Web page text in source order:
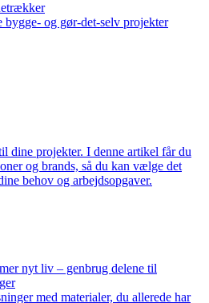
og gør-det-selv projekter
dine projekter. I denne artikel får du
og brands, så du kan vælge det
behov og arbejdsopgaver.
nyt liv – genbrug delene til
med materialer, du allerede har